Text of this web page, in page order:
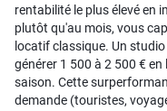
rentabilité le plus élevé en
plutôt qu'au mois, vous
locatif classique. Un
générer 1 500 à 2 500 €
saison. Cette
demande (touristes,